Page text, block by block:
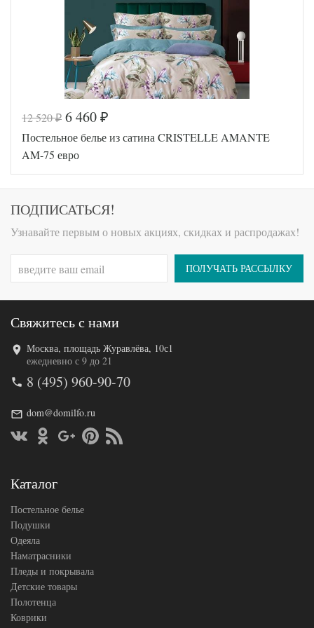
(2шт),
70х70
(2шт)
Производитель
Cristelle
(Китай)
Код товара
558-896
Артикул
TT1068
Ткань
Размер
пододеяльника
Размер
простыни
230х250
наволочек
50х70
70х70
(2шт)
Производитель
Код товара
558-893
Артикул
96
Размер
200х220
Размер
230х250
наволочек
12 520₽ 6 460 ₽
Постельное белье из сатина CRISTELLE AMANTE
AM-75 евро
ПОДПИСАТЬСЯ!
Узнавайте первым о новых акциях, скидках и распродажах!
ПОЛУЧАТЬ РАССЫЛКУ
Свяжитесь с нами
Москва, площадь Журавлёва, 10с1
ежедневно с 9 до 21
8 (495) 960-90-70
dom@domilfo.ru
Каталог
Постельное белье
Подушки
Одеяла
Наматрасники
Пледы и покрывала
Детские товары
Полотенца
Коврики